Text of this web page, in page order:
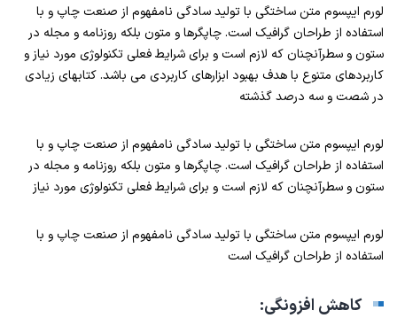
لورم ایپسوم متن ساختگی با تولید سادگی نامفهوم از صنعت چاپ و با
استفاده از طراحان گرافیک است. چاپگرها و متون بلکه روزنامه و مجله در
ستون و سطرآنچنان که لازم است و برای شرایط فعلی تکنولوژی مورد نیاز و
کاربردهای متنوع با هدف بهبود ابزارهای کاربردی می باشد. کتابهای زیادی
در شصت و سه درصد گذشته
لورم ایپسوم متن ساختگی با تولید سادگی نامفهوم از صنعت چاپ و با
استفاده از طراحان گرافیک است. چاپگرها و متون بلکه روزنامه و مجله در
ستون و سطرآنچنان که لازم است و برای شرایط فعلی تکنولوژی مورد نیاز
لورم ایپسوم متن ساختگی با تولید سادگی نامفهوم از صنعت چاپ و با
استفاده از طراحان گرافیک است
کاهش افزونگی: